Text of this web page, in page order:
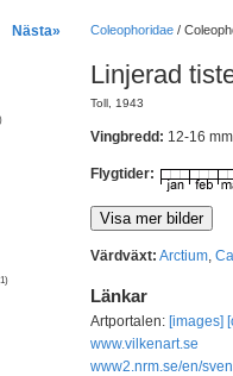
Coleophoridae/
Linjerad
Toll, 1943
Vingbredd: 12-16 mm
Flygtider:
Värdväxt: Arctium,
Länkar
Artportalen: [images]
www.vilkenart.se
www2.nrm.se/en/
Nästa»